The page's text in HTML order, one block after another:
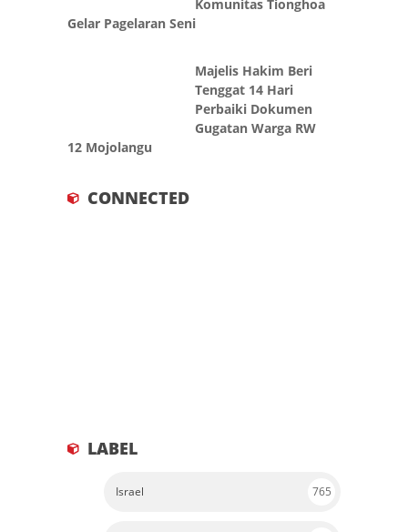
Komunitas Tionghoa
Gelar Pagelaran Seni
Majelis Hakim Beri
Tenggat 14 Hari
Perbaiki Dokumen
Gugatan Warga RW
12 Mojolangu
CONNECTED
LABEL
Israel 765